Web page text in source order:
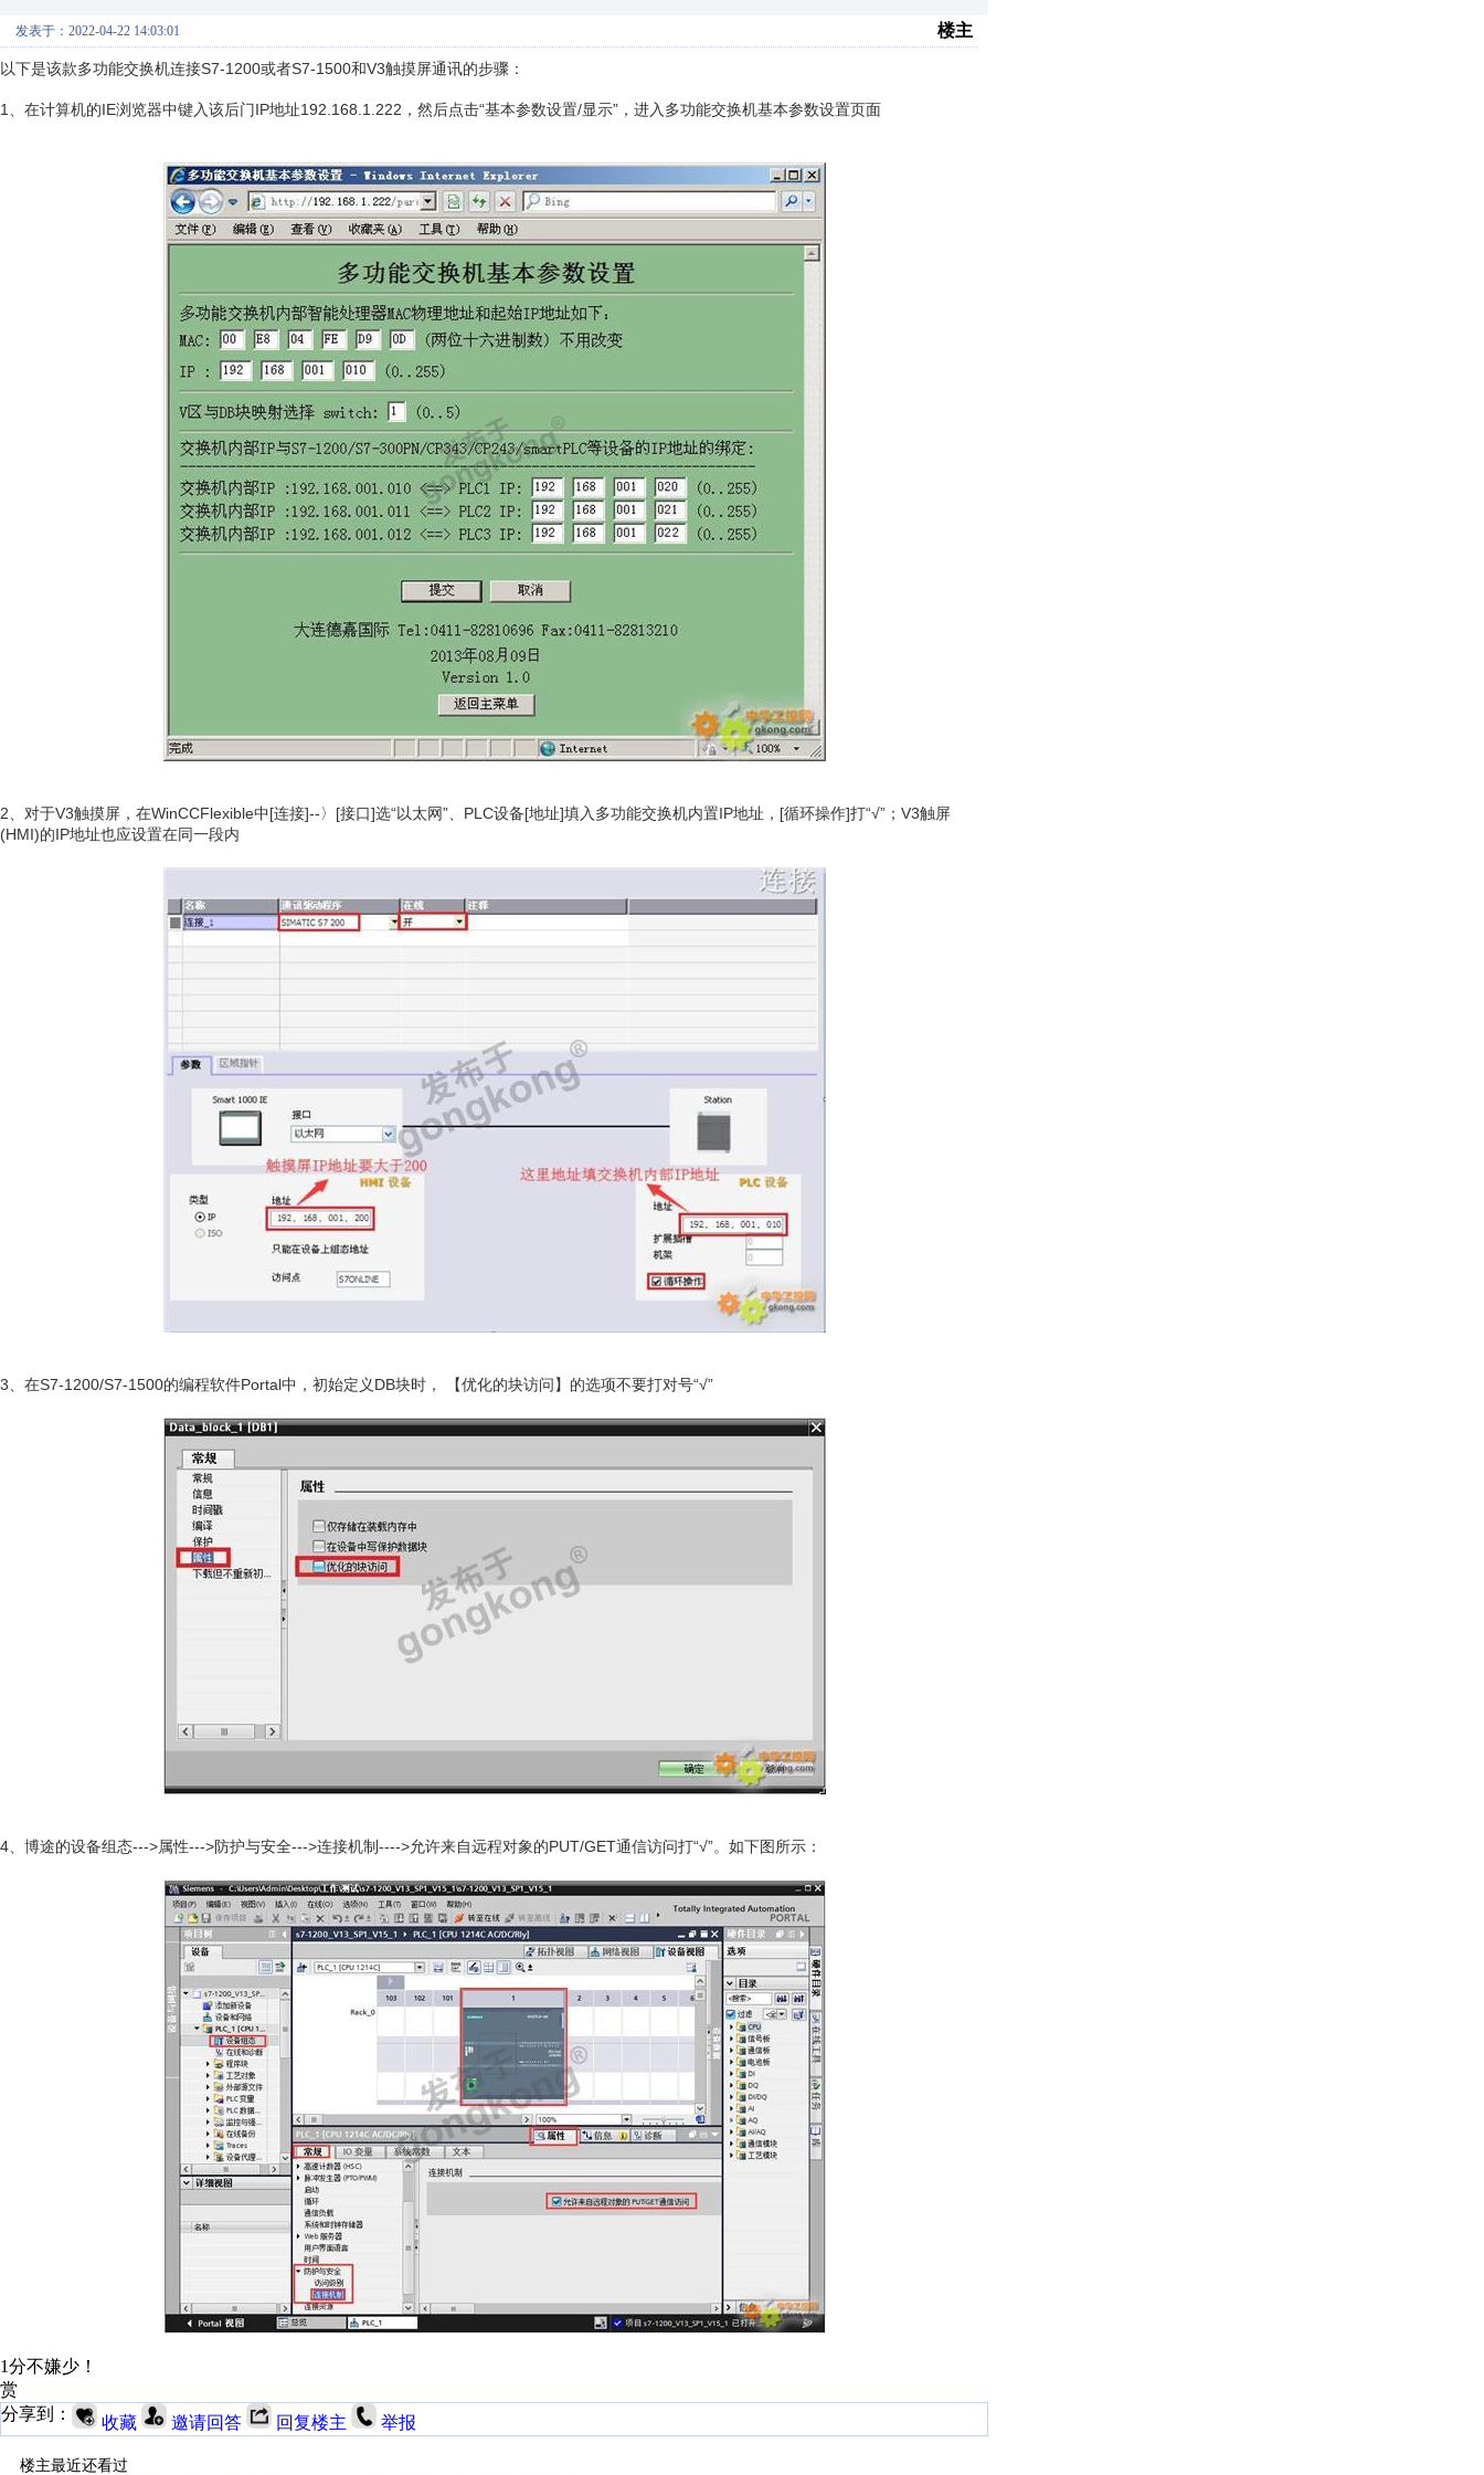
发表于：2022-04-22 14:03:01 楼主
以下是该款多功能交换机连接S7-1200或者S7-1500和V3触摸屏通讯的步骤：
1、在计算机的IE浏览器中键入该后门IP地址192.168.1.222，然后点击“基本参数设置/显示”，进入多功能交换机基本参数设置页面
2、对于V3触摸屏，在WinCCFlexible中[连接]--〉[接口]选“以太网”、PLC设备[地址]填入多功能交换机内置IP地址，[循环操作]打“√”；V3触屏
(HMI)的IP地址也应设置在同一段内
3、在S7-1200/S7-1500的编程软件Portal中，初始定义DB块时， 【优化的块访问】的选项不要打对号“√”
4、博途的设备组态--->属性--->防护与安全--->连接机制---->允许来自远程对象的PUT/GET通信访问打“√”。如下图所示：
1分不嫌少！
赏
分享到：
收藏 邀请回答 回复楼主 举报
楼主最近还看过